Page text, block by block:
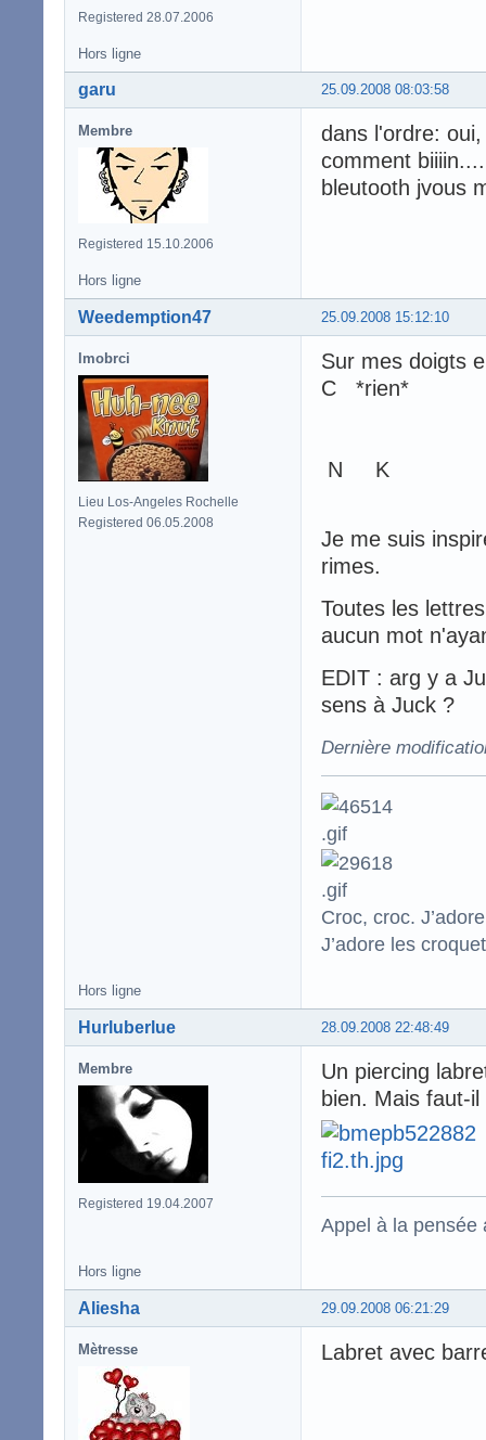
Registered 28.07.2006
Hors ligne
25.09.2008 08:03:58
garu
Membre
Registered 15.10.2006
dans l'ordre:
comment
bleutooth jvous
Hors ligne
25.09.2008 15:12:10
Weedemption47
lmobrci
Lieu Los-Angeles Rochelle
Registered 06.05.2008
Sur mes doigts
C *rien*
N K
Je me suis
rimes.
Toutes les
aucun mot
EDIT : arg y a
sens à Juck ?
Dernière
Croc, croc.
J’adore les
Hors ligne
28.09.2008 22:48:49
Hurluberlue
Membre
Registered 19.04.2007
Un piercing
bien. Mais faut-
Appel à la pensée
Hors ligne
29.09.2008 06:21:29
Aliesha
Mètresse Labret avec